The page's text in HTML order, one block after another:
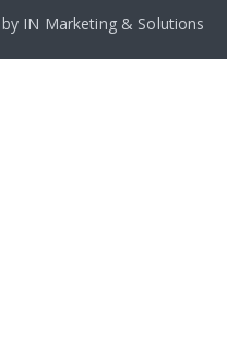
IN Marketing & Solutions